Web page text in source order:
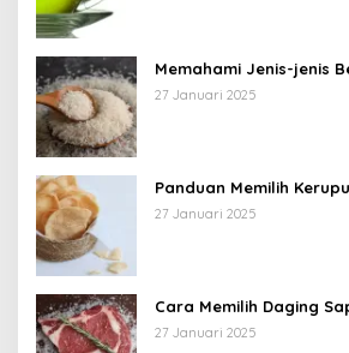
Memahami Jenis-jenis
27 Januari 2025
Panduan Memilih
27 Januari 2025
Cara Memilih Daging
27 Januari 2025